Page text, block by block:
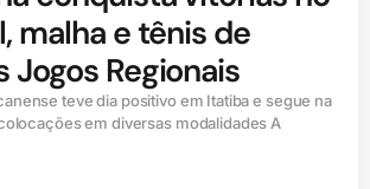
malha e tênis de
Jogos Regionais
teve dia positivo em Itatiba e segue na
em diversas modalidades A